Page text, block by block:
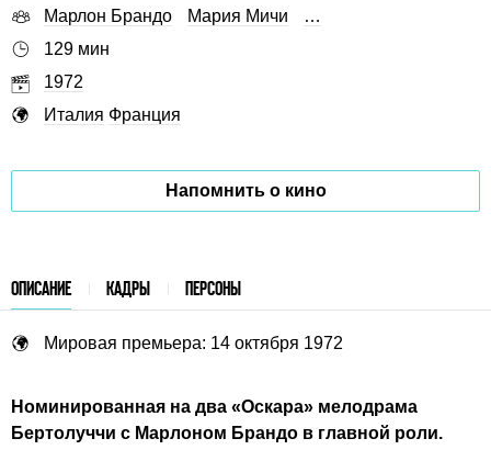
Марлон Брандо
Мария Мичи
…
129 мин
1972
Италия Франция
Напомнить о кино
ОПИСАНИЕ КАДРЫ ПЕРСОНЫ
Мировая премьера: 14 октября 1972
Номинированная на два «Оскара» мелодрама
Бертолуччи с Марлоном Брандо в главной роли.